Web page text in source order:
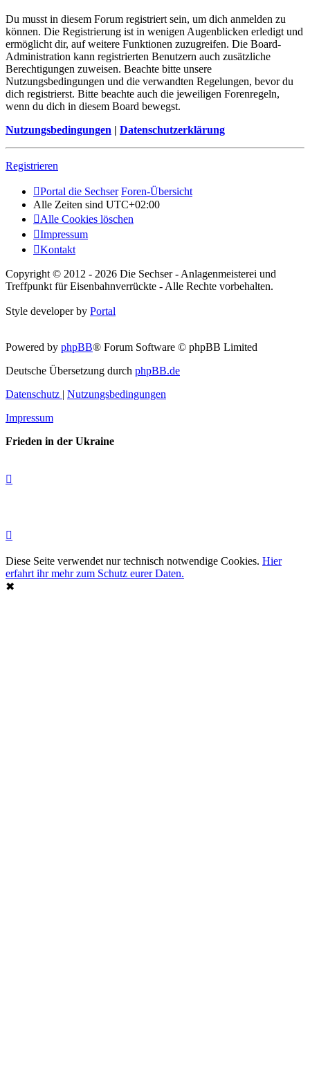
Du musst in diesem Forum registriert sein, um dich anmelden zu
können. Die Registrierung ist in wenigen Augenblicken erledigt und
ermöglicht dir, auf weitere Funktionen zuzugreifen. Die Board-
Administration kann registrierten Benutzern auch zusätzliche
Berechtigungen zuweisen. Beachte bitte unsere
Nutzungsbedingungen und die verwandten Regelungen, bevor du
dich registrierst. Bitte beachte auch die jeweiligen Forenregeln,
wenn du dich in diesem Board bewegst.
Nutzungsbedingungen | Datenschutzerklärung
Registrieren
Portal die Sechser Foren-Übersicht
Alle Zeiten sind UTC+02:00
Alle Cookies löschen
Impressum
Kontakt
Copyright © 2012 - 2026 Die Sechser - Anlagenmeisterei und
Treffpunkt für Eisenbahnverrückte - Alle Rechte vorbehalten.
Style developer by Portal
Powered by phpBB® Forum Software © phpBB Limited
Deutsche Übersetzung durch phpBB.de
Datenschutz | Nutzungsbedingungen
Impressum
Frieden in der Ukraine
Diese Seite verwendet nur technisch notwendige Cookies. Hier
erfahrt ihr mehr zum Schutz eurer Daten.
✖